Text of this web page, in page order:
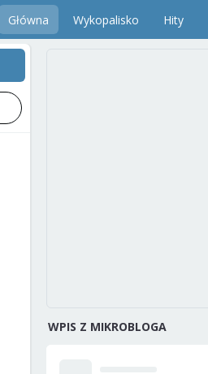
Główna Wykopalisko Hity
WPIS Z MIKROBLOGA